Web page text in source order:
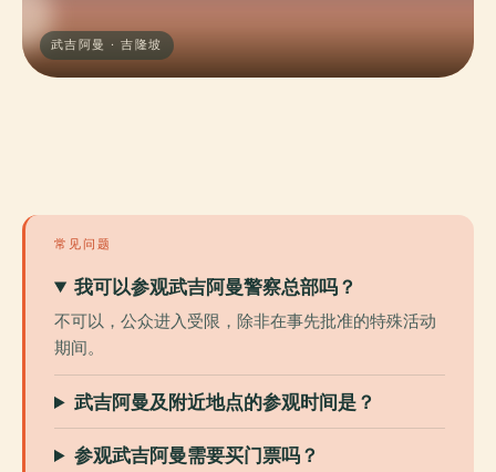
武吉阿曼 · 吉隆坡
常见问题
我可以参观武吉阿曼警察总部吗？
不可以，公众进入受限，除非在事先批准的特殊活动
期间。
武吉阿曼及附近地点的参观时间是？
参观武吉阿曼需要买门票吗？